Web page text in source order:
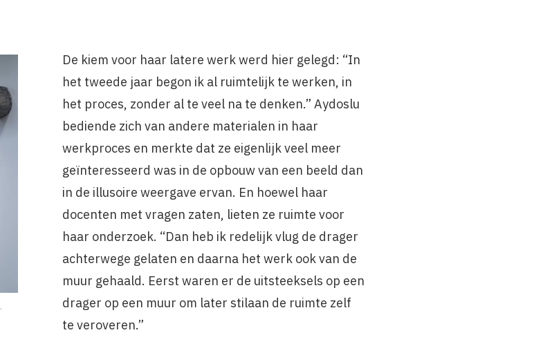
De kiem voor haar latere werk werd hier gelegd: “In
het tweede jaar begon ik al ruimtelijk te werken, in
het proces, zonder al te veel na te denken.” Aydoslu
bediende zich van andere materialen in haar
werkproces en merkte dat ze eigenlijk veel meer
geïnteresseerd was in de opbouw van een beeld dan
in de illusoire weergave ervan. En hoewel haar
docenten met vragen zaten, lieten ze ruimte voor
haar onderzoek. “Dan heb ik redelijk vlug de drager
achterwege gelaten en daarna het werk ook van de
muur gehaald. Eerst waren er de uitsteeksels op een
drager op een muur om later stilaan de ruimte zelf
te veroveren.”